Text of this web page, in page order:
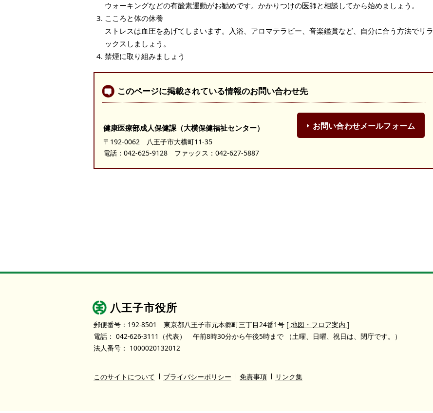
ウォーキングなどの有酸素運動がお勧めです。かかりつけの医師と相談してから始めましょう。
こころと体の休養
ストレスは血圧をあげてしまいます。入浴、アロマテラピー、音楽鑑賞など、自分に合う方法でリラ
ックスしましょう。
禁煙に取り組みましょう
このページに掲載されている情報のお問い合わせ先
健康医療部成人保健課（大横保健福祉センター）
〒192-0062 八王子市大横町11-35
電話： 042-625-9128 ファックス：042-627-5887
お問い合わせメールフォーム
八王子市役所
郵便番号：192-8501 東京都八王子市元本郷町三丁目24番1号 [ 地図・フロア案内 ]
電話： 042-626-3111 （代表） 午前8時30分から午後5時まで
（土曜、日曜、祝日は、閉庁です。）
法人番号： 1000020132012
このサイトについて プライバシーポリシー 免責事項 リンク集